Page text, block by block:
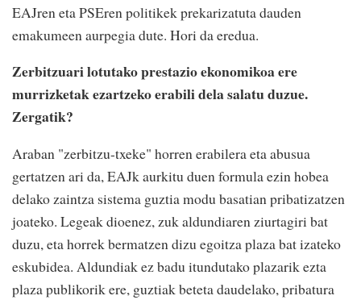
EAJren eta PSEren politikek prekarizatuta dauden
emakumeen aurpegia dute. Hori da eredua.
Zerbitzuari lotutako prestazio ekonomikoa ere
murrizketak ezartzeko erabili dela salatu duzue.
Zergatik?
Araban "zerbitzu-txeke" horren erabilera eta abusua
gertatzen ari da, EAJk aurkitu duen formula ezin hobea
delako zaintza sistema guztia modu basatian pribatizatzen
joateko. Legeak dioenez, zuk aldundiaren ziurtagiri bat
duzu, eta horrek bermatzen dizu egoitza plaza bat izateko
eskubidea. Aldundiak ez badu itundutako plazarik ezta
plaza publikorik ere, guztiak beteta daudelako, pribatura